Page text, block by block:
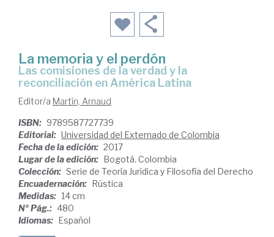
La memoria y el perdón
las comisiones de la verdad y la
reconciliación en América Latina
Editor/a Martín, Arnaud
ISBN: 9789587727739
Editorial: Universidad del Externado de Colombia
Fecha de la edición: 2017
Lugar de la edición:
Bogotá. Colombia
Colección: Serie de Teoría Jurídica y Filosofía del Derecho
Encuadernación:
Rústica
Medidas: 14 cm
Nº Pág.: 480
Idiomas:
Español